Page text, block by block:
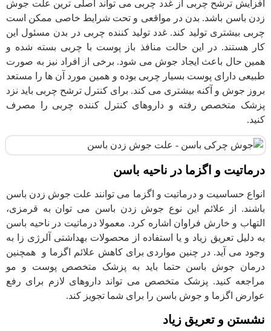
افزایش ترشح چربی از غدد چربی می تواند اصلی ترین علت جوش
زدن باسن باشد. بدن در مواقعی و تحت شرایط خاصی ممکن است
چربی بیشتری تولید کند. غدد تولید کننده چربی در بدن مسئول این
کار هستند. در این حالت منافذ باز پوست با چربی بسته شده و
همین حال باعث ایجاد جوش می شود. برخی از افراد نیز به صورت
طبیعی دارای پوست بسیار چربی بوده و همین مورد آن ها را مستعد
بروز جوش و آکنه بیشتری می کند. برای کنترل ترشح چربی باید نزد
پزشک متخصص رفته و داروهای کنترل کننده چربی را مصرف
کنید.
درماتیت و اگزما در ناحیه باسن
انواع حساسیت و درماتیت و اگزما می توانند علت جوش زدن باسن
باشند. از علائم این نوع جوش زدن باسن می توان به قرمزی،
التهاب و خارش فراوان اشاره کرد. معمولا درماتیت در ناحیه باسن
به دلیل تعریق زیاد و یا استفاده از محصولات بهداشتی آلرژی زا به
وجود می آید. در چنین مواردی برای کاهش علائم اگزما و همچنین
درمان جوش باسن حتما باید به پزشک متخصص پوست و مو
مراجعه کنید. پزشک متخصص می تواند داروهای لازم برای رفع
عوارض اگزما و جوش باسن را برای شما تجویز کند.
نشستن و تعریق زیاد